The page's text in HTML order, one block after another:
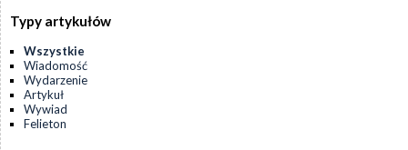
Typy artykułów
Wszystkie
Wiadomość
Wydarzenie
Artykuł
Wywiad
Felieton